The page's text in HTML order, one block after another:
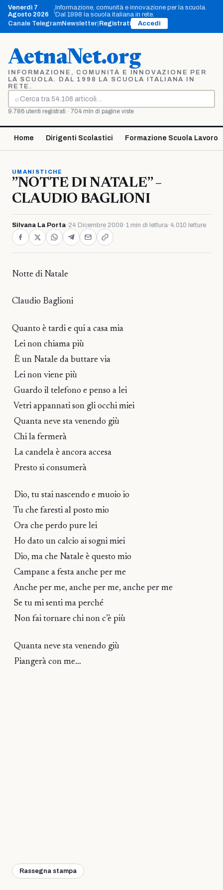
Vai
contenuto
Venerdì 7
Agosto 2026
Informazione, comunità e innovazione per la scuola.
Dal 1998 la scuola italiana in rete.
Canale TelegramNewsletter Registrati Accedi
AetnaNet.org
INFORMAZIONE, COMUNITÀ E INNOVAZIONE PER
LA SCUOLA. DAL 1998 LA SCUOLA ITALIANA IN
RETE.
⌕
Cerca
9.786 utenti registrati · 704 mln di pagine viste
Home Dirigenti Scolastici Formazione Scuola Lavoro
UMANISTICHE
”NOTTE DI NATALE” –
CLAUDIO BAGLIONI
Silvana La Porta· 24 Dicembre 2009 ·1 min di lettura· 4.010 letture
Notte di Natale
Claudio Baglioni
Quanto è tardi e qui a casa mia
Lei non chiama più
È un Natale da buttare via
Lei non viene più
Guardo il telefono e penso a lei
Vetri appannati son gli occhi miei
Quanta neve sta venendo giù
Chi la fermerà
La candela è ancora accesa
Presto si consumerà
Dio, tu stai nascendo e muoio io
Tu che faresti al posto mio
Ora che perdo pure lei
Ho dato un calcio ai sogni miei
Dio, ma che Natale è questo mio
Campane a festa anche per me
Anche per me, anche per me, anche per me
Se tu mi senti ma perché
Non fai tornare chi non c’è più
Quanta neve sta venendo giù
Piangerà con me…
Rassegna stampa